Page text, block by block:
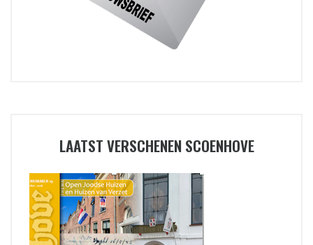
LAATST VERSCHENEN SCOENHOVE